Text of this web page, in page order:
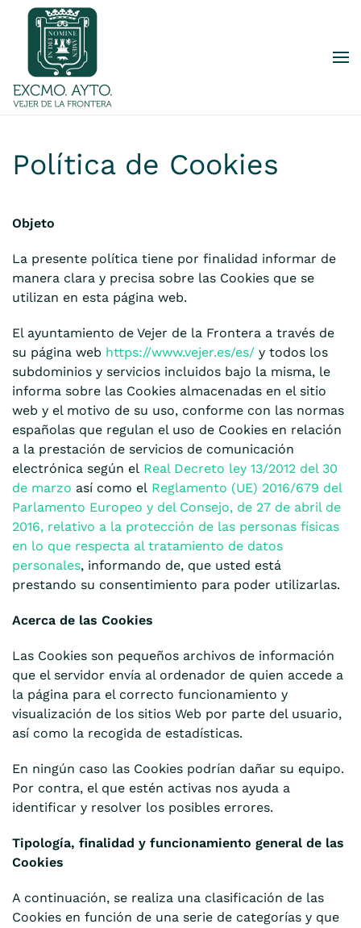
Skip to main content
Política de Cookies
Objeto
La presente política tiene por finalidad informar de
manera clara y precisa sobre las Cookies que se
utilizan en esta página web.
El ayuntamiento de Vejer de la Frontera a través de
su página web https://www.vejer.es/es/ y todos los
subdominios y servicios incluidos bajo la misma, le
informa sobre las Cookies almacenadas en el sitio
web y el motivo de su uso, conforme con las normas
españolas que regulan el uso de Cookies en relación
a la prestación de servicios de comunicación
electrónica según el Real Decreto ley 13/2012 del 30
de marzo así como el Reglamento (UE) 2016/679 del
Parlamento Europeo y del Consejo, de 27 de abril de
2016, relativo a la protección de las personas físicas
en lo que respecta al tratamiento de datos
personales, informando de, que usted está
prestando su consentimiento para poder utilizarlas.
Acerca de las Cookies
Las Cookies son pequeños archivos de información
que el servidor envía al ordenador de quien accede a
la página para el correcto funcionamiento y
visualización de los sitios Web por parte del usuario,
así como la recogida de estadísticas.
En ningún caso las Cookies podrían dañar su equipo.
Por contra, el que estén activas nos ayuda a
identificar y resolver los posibles errores.
Tipología, finalidad y funcionamiento general de las
Cookies
A continuación, se realiza una clasificación de las
Cookies en función de una serie de categorías y que